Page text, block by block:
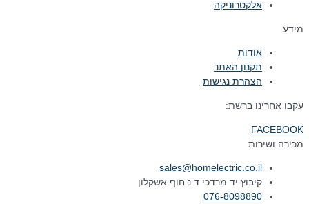
אלקטרוניקה
מידע
אודות
תקנון האתר
הצהרת נגישות
עקבו אחרינו ברשת:
FACEBOOK
מכירה ושירות
sales@homelectric.co.il
קיבוץ יד מרדכי ד.נ חוף אשקלון
076-8098890